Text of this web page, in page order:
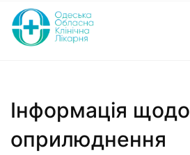
Інформація щодо
оприлюднення